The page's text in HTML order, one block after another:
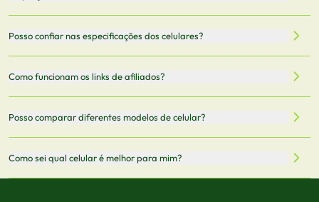
armazenamento, memória RAM, bateria e conectividade
5G.
vendedor antes de finalizar sua compra.
Posso confiar nas especificações dos celulares?
informações mais recentes de cada modelo.
Como funcionam os links de afiliados?
comissão sem custo adicional para você.
Posso comparar diferentes modelos de celular?
Sim! Você pode selecionar até 3 celulares para comparar
Como sei qual celular é melhor para mim?